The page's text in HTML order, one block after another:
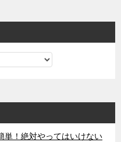
単！絶対やってはいけない